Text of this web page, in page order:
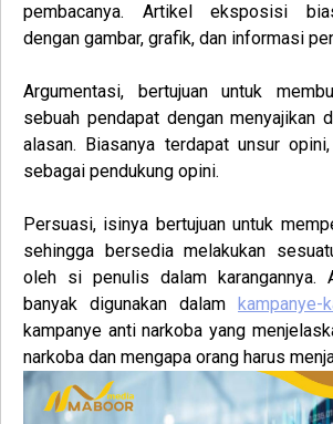
pembacanya. Artikel eksposisi
dengan gambar, grafik, dan informasi
Argumentasi, bertujuan untuk
sebuah pendapat dengan menyajikan
alasan. Biasanya terdapat unsur
sebagai pendukung opini.
Persuasi, isinya bertujuan untuk
sehingga bersedia melakukan
oleh si penulis dalam karangannya.
banyak digunakan dalam
kampanye-
kampanye anti narkoba yang
narkoba dan mengapa orang harus